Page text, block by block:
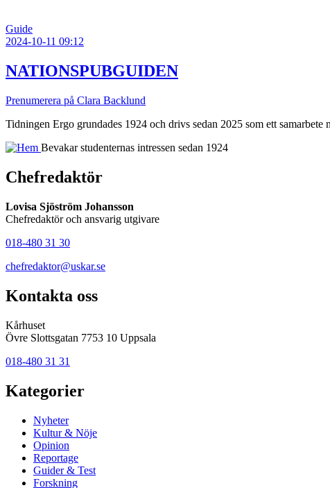
Guide
2024-10-11 09:12
NATIONSPUBGUIDEN
Prenumerera på Clara Backlund
Tidningen Ergo grundades 1924 och drivs sedan 2025 som ett samarbete
Bevakar studenternas intressen sedan 1924
Chefredaktör
Lovisa Sjöström Johansson
Chefredaktör och ansvarig utgivare
018-480 31 30
chefredaktor@uskar.se
Kontakta oss
Kårhuset
Övre Slottsgatan 7753 10 Uppsala
018-480 31 31
Kategorier
Nyheter
Kultur & Nöje
Opinion
Reportage
Guider & Test
Forskning